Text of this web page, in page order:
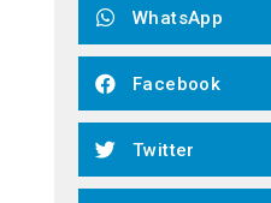
WhatsApp
Facebook
Twitter